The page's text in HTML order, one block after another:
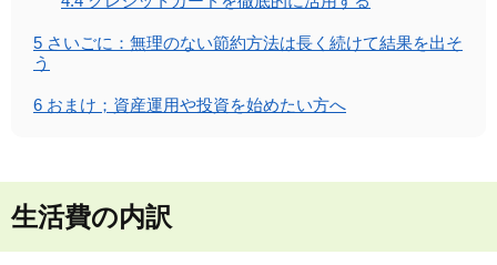
5 さいごに：無理のない節約方法は長く続けて結果を出そ
う
6 おまけ；資産運用や投資を始めたい方へ
生活費の内訳